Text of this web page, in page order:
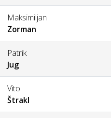
Maksimiljan
Zorman
Patrik
Jug
Vito
Štrakl